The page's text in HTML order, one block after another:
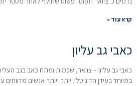
קרא עוד »
כאבי גב עליון
כאבי גב עליון – צוואר, שכמות ומתח כאב בגב
במיוחד בעידן הדיגיטלי. יותר ויותר אנשים